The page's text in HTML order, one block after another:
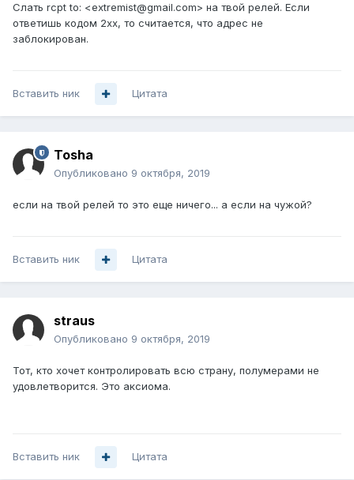
Слать rcpt to: <extremist@gmail.com> на твой релей. Если
ответишь кодом 2хх, то считается, что адрес не
заблокирован.
Вставить ник Цитата
Tosha
Опубликовано 9 октября, 2019
если на твой релей то это еще ничего... а если на чужой?
Вставить ник Цитата
straus
Опубликовано 9 октября, 2019
Тот, кто хочет контролировать всю страну, полумерами не
удовлетворится. Это аксиома.
Вставить ник Цитата